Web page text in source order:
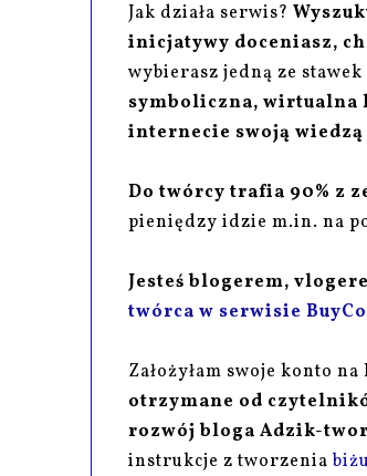
Jak działa serwis?
inicjatywy doceniasz,
wybierasz jedną ze
symboliczna, wirtualna
internecie swoją wiedzą
Do twórcy trafia 90% z
pieniędzy idzie m.in. na
Jesteś blogerem,
twórca w serwisie
Założyłam swoje konto
otrzymane od
rozwój bloga Adzik-
instrukcje z tworzenia